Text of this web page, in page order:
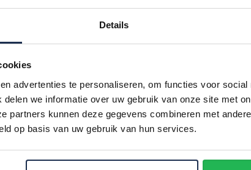
Details
advertenties te personaliseren, om functies voor social
we informatie over uw gebruik van onze site met
partners kunnen deze gegevens combineren met
op basis van uw gebruik van hun services.
Toevoegen aan favorieten